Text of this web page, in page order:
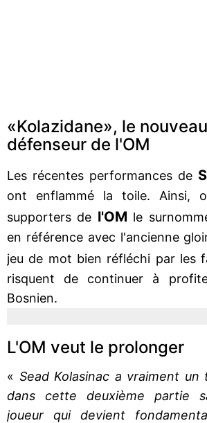
«Kolazidane», le
défenseur de l'OM
Les récentes performances de
ont enflammé la toile. Ainsi,
supporters de l'OM le
en référence avec l'ancienne
jeu de mot bien réfléchi par les
risquent de continuer à
Bosnien.
L'OM veut le prolonger
« Sead Kolasinac a vraiment un
dans cette deuxième partie
joueur qui devient